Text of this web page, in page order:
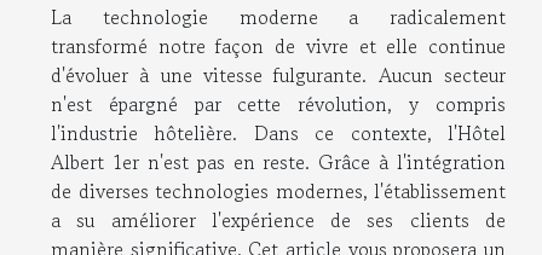
La technologie moderne a radicalement
transformé notre façon de vivre et elle continue
d'évoluer à une vitesse fulgurante. Aucun secteur
n'est épargné par cette révolution, y compris
l'industrie hôtelière. Dans ce contexte, l'Hôtel
Albert 1er n'est pas en reste. Grâce à l'intégration
de diverses technologies modernes, l'établissement
a su améliorer l'expérience de ses clients de
manière significative. Cet article vous proposera un